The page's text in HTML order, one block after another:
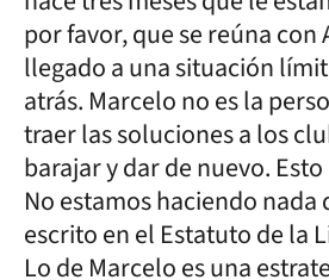
por favor, que se reúna con
llegado a una situación
atrás. Marcelo no es la
traer las soluciones a los
barajar y dar de nuevo.
No estamos haciendo nada
escrito en el Estatuto de la
Lo de Marcelo es una